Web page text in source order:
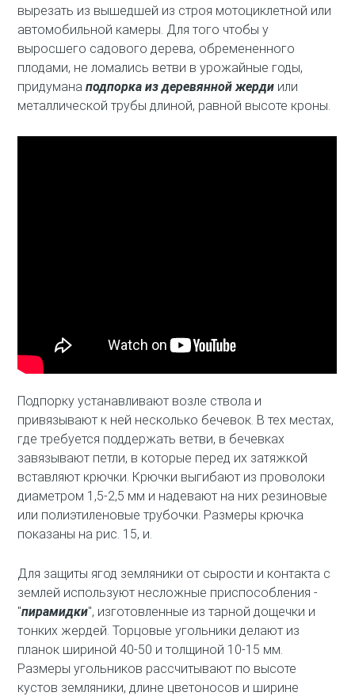
вырезать из вышедшей из строя мотоциклетной или
автомобильной камеры. Для того чтобы у
выросшего садового дерева, обремененного
плодами, не ломались ветви в урожайные годы,
придуманаподпорка из деревянной жерди или
металлической трубы длиной, равной высоте кроны.
Подпорку устанавливают возле ствола и
привязывают к ней несколько бечевок. В тех местах,
где требуется поддержать ветви, в бечевках
завязывают петли, в которые перед их затяжкой
вставляют крючки. Крючки выгибают из проволоки
диаметром 1,5-2,5 мм и надевают на них резиновые
или полиэтиленовые трубочки. Размеры крючка
показаны на рис. 15, и.
Для защиты ягод земляники от сырости и контакта с
землей используют несложные приспособления -
"пирамидки", изготовленные из тарной дощечки и
тонких жердей. Торцовые угольники делают из
планок шириной 40-50 и толщиной 10-15 мм.
Размеры угольников рассчитывают по высоте
кустов земляники, длине цветоносов и ширине